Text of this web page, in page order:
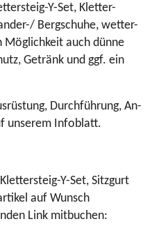
Y-Set, Kletter-
Bergschuhe, wetter-
Möglichkeit auch dünne
Getränk und ggf. ein
Durchführung, An-
unserem Infoblatt.
Y-Set, Sitzgurt
auf Wunsch
Link mitbuchen: